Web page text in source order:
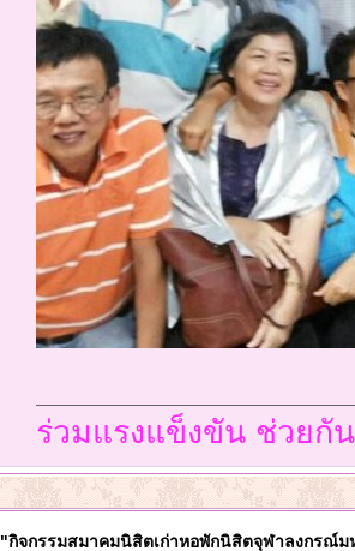
ร่วมแรงแข็งขัน ช่วย
"กิจกรรมสมาคมนิสิตเก่าหอพักนิสิตจุฬาลงกรณ์ม